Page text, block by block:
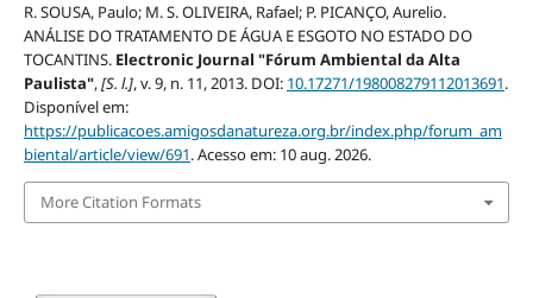
R. SOUSA, Paulo; M. S. OLIVEIRA, Rafael; P. PICANÇO, Aurelio.
ANÁLISE DO TRATAMENTO DE ÁGUA E ESGOTO NO ESTADO DO
TOCANTINS. Electronic Journal "Fórum Ambiental da Alta
Paulista",[S. l.], v. 9, n. 11, 2013. DOI: 10.17271/198008279112013691.
Disponível em:
https://publicacoes.amigosdanatureza.org.br/index.php/forum_am
biental/article/view/691. Acesso em: 10 aug. 2026.
More Citation Formats